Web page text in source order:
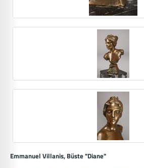
Emmanuel Villanis, Büste "Diane"